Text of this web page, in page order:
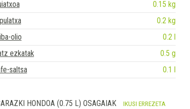
0.15 kg
0.2 kg
olio
0.2 l
ezkatak
0.5 g
saltsa
0.1 l
HONDOA (0.75 L) OSAGAIAK IKUSI ERREZETA